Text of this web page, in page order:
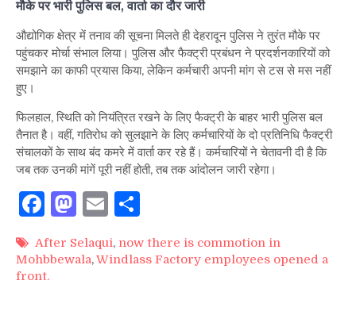
मौके पर भारी पुलिस बल, वार्ता का दौर जारी
औद्योगिक क्षेत्र में तनाव की सूचना मिलते ही देहरादून पुलिस ने तुरंत मौके पर
पहुंचकर मोर्चा संभाल लिया। पुलिस और फैक्ट्री प्रबंधन ने प्रदर्शनकारियों को
समझाने का काफी प्रयास किया, लेकिन कर्मचारी अपनी मांग से टस से मस नहीं
हुए।
फिलहाल, स्थिति को नियंत्रित रखने के लिए फैक्ट्री के बाहर भारी पुलिस बल
तैनात है। वहीं, गतिरोध को सुलझाने के लिए कर्मचारियों के दो प्रतिनिधि फैक्ट्री
संचालकों के साथ बंद कमरे में वार्ता कर रहे हैं। कर्मचारियों ने चेतावनी दी है कि
जब तक उनकी मांगें पूरी नहीं होती, तब तक आंदोलन जारी रहेगा।
Facebook
Mastodon
Email
After Selaqui, now there is commotion in
Mohbbewala,Windlass Factory employees opened a
front.